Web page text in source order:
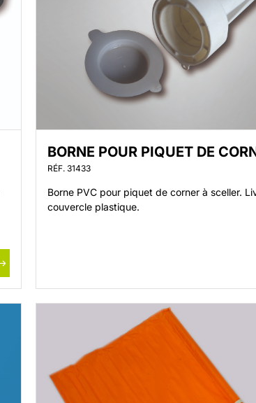
BORNE POUR PIQUET DE
RÉF. 31433
Borne PVC pour piquet de corner à sceller.
couvercle plastique.